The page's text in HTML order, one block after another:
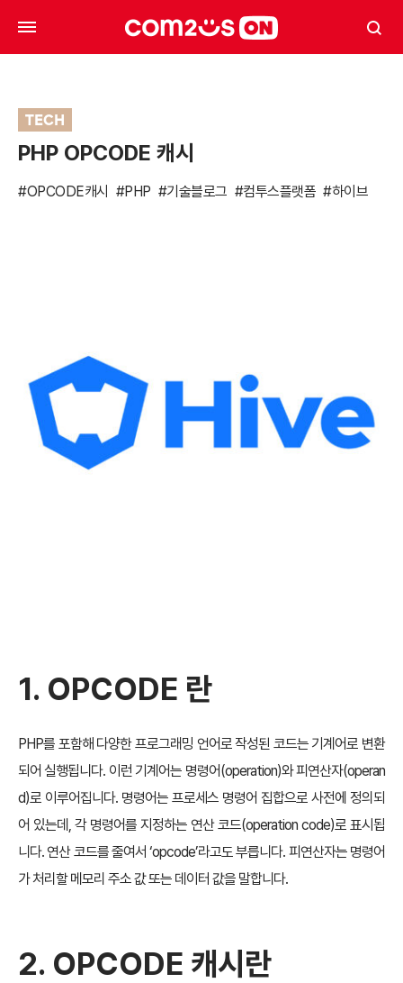
TECH
PHP OPCODE 캐시
#OPCODE캐시 #PHP #기술블로그 #컴투스플랫폼 #하이브
1. OPCODE 란
PHP를 포함해 다양한 프로그래밍 언어로 작성된 코드는 기계어로 변환
되어 실행됩니다. 이런 기계어는 명령어(operation)와 피연산자(operan
d)로 이루어집니다. 명령어는 프로세스 명령어 집합으로 사전에 정의되
어 있는데, 각 명령어를 지정하는 연산 코드(operation code)로 표시됩
니다. 연산 코드를 줄여서 ‘opcode’라고도 부릅니다. 피연산자는 명령어
가 처리할 메모리 주소 값 또는 데이터 값을 말합니다.
2. OPCODE 캐시란